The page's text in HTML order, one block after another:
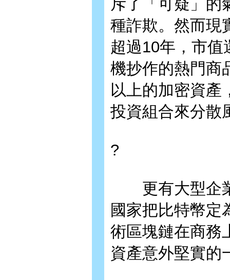
斥了「可疑」的
種詐欺。然而現
超過10年，市值
機抄作的熱門商
以上的加密資產
投資組合來分散
?
更有大型企業
國家把比特幣定
術區塊鏈在商務
資產意外堅實的